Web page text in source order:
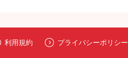
利用規約 プライバシーポリシー